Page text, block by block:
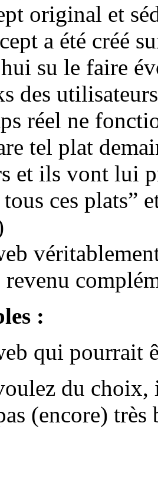
original et
a été créé
su le faire
des
réel ne
tel plat
et ils vont lui
ces plats”
:
qui pourrait
du choix,
(encore) très